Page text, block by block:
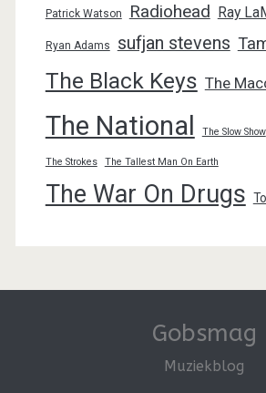
Patrick Watson Radiohead Ray
Ryan Adams sufjan stevens
The Black Keys The
The National The Slow Show
The Strokes The Tallest Man On Earth
The War On Drugs
Gobsmag
Muziekblog